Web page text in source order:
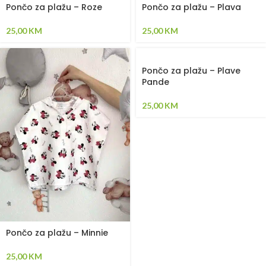
Pončo za plažu – Roze
25,00KM
Pončo za plažu – Plava
25,00KM
Pončo za plažu – Minnie
25,00KM
Pončo za plažu – Plave
Pande
25,00KM